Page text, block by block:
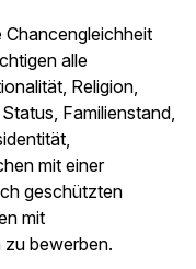
Chancengleichheit
alle
Religion,
Familienstand,
mit einer
geschützten
mit
zu bewerben.